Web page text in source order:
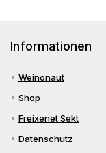
Informationen
Weinonaut
Shop
Freixenet Sekt
Datenschutz